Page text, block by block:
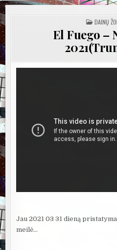
POSTED
IN
DAINŲ
El Fuego –
Jau 2021 03 31 dieną
meilė…